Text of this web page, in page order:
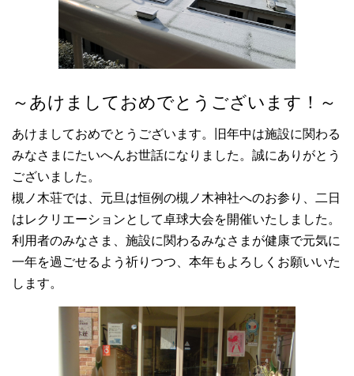
す。概ね以下のような取り決めを設けさせていただいております
ので、ご理解、ご協力の程、よろしくお願いいたしま
す。
①面会は、過去2週間以内に感染者、感染の疑
健康状態に問題がない方に限りま
す ②面会に来られる方は18歳以
上、2名様までとさせていただきま
す ③面会時間は30分以内
でお願いしま
す ④新型コ
ロナワクチンの3回目以降の接種を済ませておかれるよう、お願い
しま
す
⑤その他、施設に来られた際には、手洗い、
消毒、マスク着用等にご協力いただくよう、お願いしま
す
この度、共同募金の補助を受けて、新しい電話機器とナースコー
ルの入れ替えを行いました。ナースコールは入居されている方の
安全を確保するために無くてはならないものです。以前の物は古
～あけましておめでとうございます！～
あけましておめでとうございます。旧年中は施設に関わる
みなさまにたいへんお世話になりました。誠にありがとう
ございました。
槻ノ木荘では、元旦は恒例の槻ノ木神社へのお参り、二日
はレクリエーションとして卓球大会を開催いたしました。
利用者のみなさま、施設に関わるみなさまが健康で元気に
一年を過ごせるよう祈りつつ、本年もよろしくお願いいた
します。